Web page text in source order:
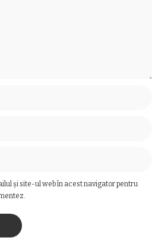
și site-ul web în acest navigator pentru